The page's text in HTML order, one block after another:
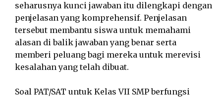
seharusnya kunci jawaban itu dilengkapi dengan
penjelasan yang komprehensif. Penjelasan
tersebut membantu siswa untuk memahami
alasan di balik jawaban yang benar serta
memberi peluang bagi mereka untuk merevisi
kesalahan yang telah dibuat.
Soal PAT/SAT untuk Kelas VII SMP berfungsi